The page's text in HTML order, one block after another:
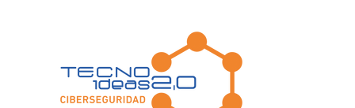
BLOG TECNOIDEAS
Noticias tecnológicas.